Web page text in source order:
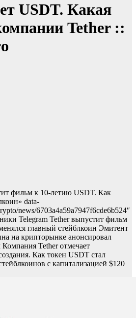
USDT. Какая
Tether ::
фильм к 10-летию USDT. Как
data-
news/6703a4a59a7947f6cde6b524″
Telegram Tether выпустит фильм
главный стейблкоин Эмитент
на крипторынке анонсировал
Компания Tether отмечает
Как токен USDT стал
с капитализацией $120